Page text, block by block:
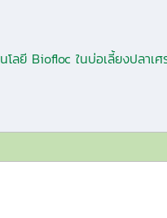
โลยี Biofloc ในบ่อเลี้ยงปลา